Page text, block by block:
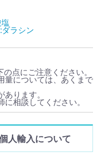
ラシン
点にご注意ください。
量については、あくまで
ります。
に相談してください。
人輸入について